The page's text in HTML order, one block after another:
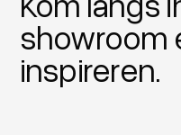
showroom
inspireren.